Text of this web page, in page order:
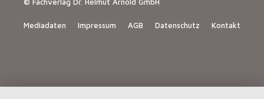
Mediadaten Impressum AGB Datenschutz Kontakt